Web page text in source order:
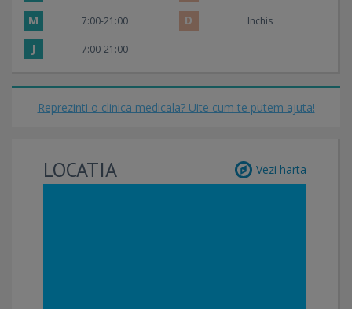
M 7:00-21:00 D Inchis
J 7:00-21:00
Reprezinti o clinica medicala? Uite cum te putem ajuta!
LOCATIA Vezi harta